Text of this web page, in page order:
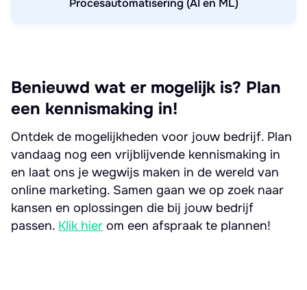
Procesautomatisering (AI en ML)
Benieuwd wat er mogelijk is? Plan
een kennismaking in!
Ontdek de mogelijkheden voor jouw bedrijf. Plan
vandaag nog een vrijblijvende kennismaking in
en laat ons je wegwijs maken in de wereld van
online marketing. Samen gaan we op zoek naar
kansen en oplossingen die bij jouw bedrijf
passen. Klik hier om een afspraak te plannen!